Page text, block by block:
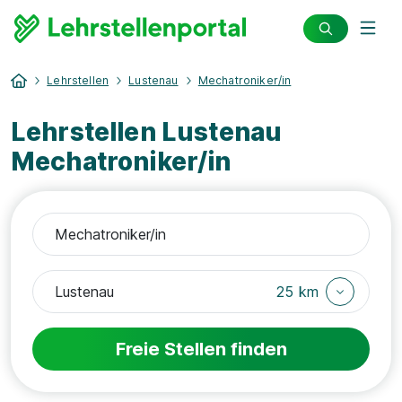
Lehrstellen Lustenau Mechatroniker/in
Lehrstellen Lustenau
Mechatroniker/in
25 km
Freie Stellen finden